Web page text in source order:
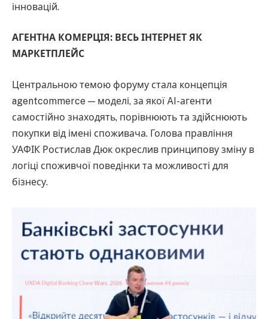
інновацій.
АГЕНТНА КОМЕРЦІЯ: ВЕСЬ ІНТЕРНЕТ ЯК
МАРКЕТПЛЕЙС
Центральною темою форуму стала концепція
agentcommerce — моделі, за якої AI-агенти
самостійно знаходять, порівнюють та здійснюють
покупки від імені споживача. Голова правління
УАФІК Ростислав Дюк окреслив принципову зміну в
логіці споживчої поведінки та можливості для
бізнесу.